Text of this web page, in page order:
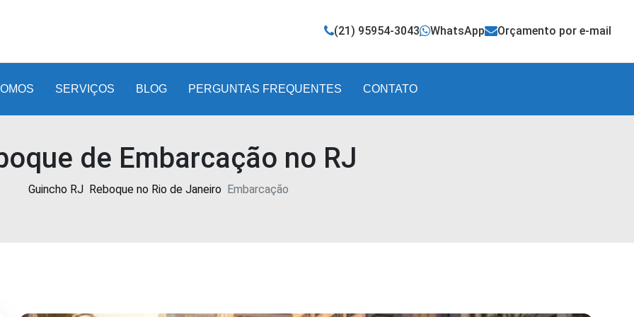
(21) 95954-3043 WhatsApp Orçamento por e-mail
SERVIÇOS BLOG PERGUNTAS FREQUENTES CONTATO
de Embarcação no RJ
Guincho RJ Reboque no Rio de Janeiro Embarcação